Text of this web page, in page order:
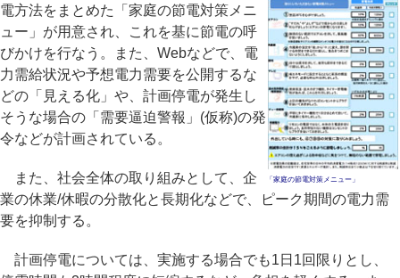
「家庭の節電対策メニュー」
電方法をまとめた「家庭の節電対策メニ
ュー」が用意され、これを基に節電の呼
びかけを行なう。また、Webなどで、電
力需給状況や予想電力需要を公開するな
どの「見える化」や、計画停電が発生し
そうな場合の「需要逼迫警報」(仮称)の発
令などが計画されている。
また、社会全体の取り組みとして、企
業の休業/休暇の分散化と長期化などで、ピーク期間の電力需
要を抑制する。
計画停電については、実施する場合でも1日1回限りとし、